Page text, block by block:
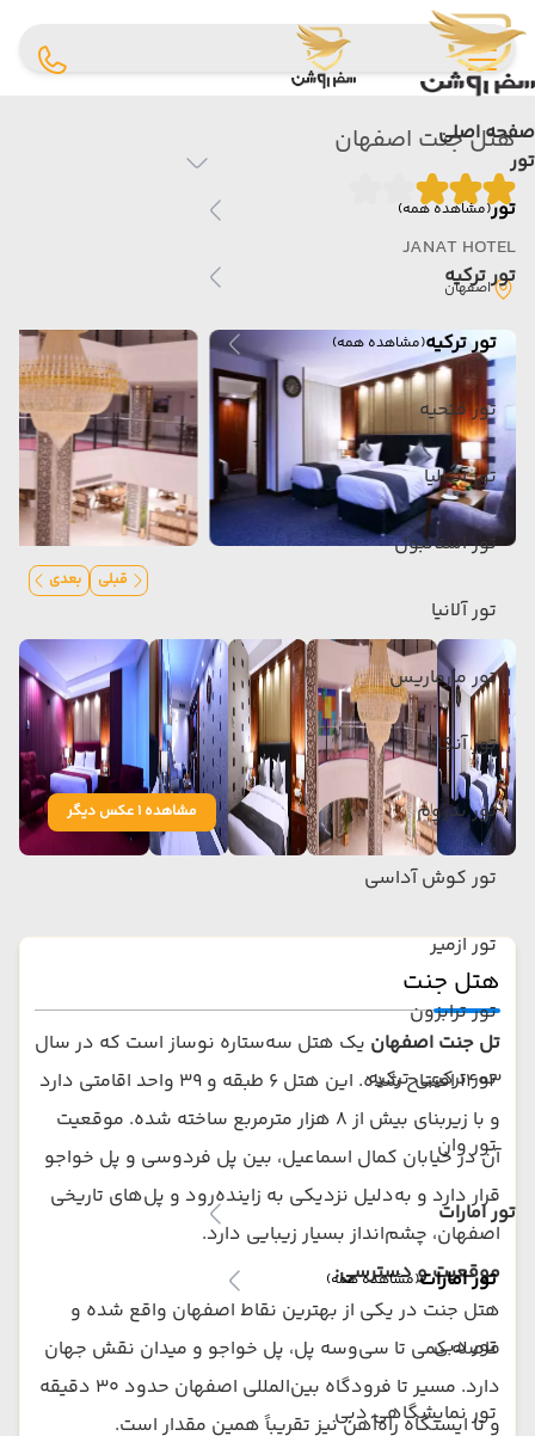
صفحه اصلی
تور
تور(مشاهده همه)
تور ترکیه
تور ترکیه(مشاهده همه)
تور فتحیه
تور آنتالیا
تور استانبول
تور آلانیا
تور مارماریس
تور آنکارا
تور بدروم
تور کوش آداسی
تور ازمیر
تور ترابزون
تور ترکیبی ترکیه
تور وان
تور امارات
تور امارات(مشاهده همه)
تور دبی
تور نمایشگاهی دبی
هتل جنت اصفهان
JANAT HOTEL
اصفهان
قبلی بعدی
مشاهده 1 عکس دیگر
هتل جنت
تل جنت اصفهان یک هتل سه‌ستاره نوساز است که در سال
۱۴۰۳ افتتاح شده. این هتل ۶ طبقه و ۳۹ واحد اقامتی دارد
و با زیربنای بیش از ۸ هزار مترمربع ساخته شده. موقعیت
آن در خیابان کمال اسماعیل، بین پل فردوسی و پل خواجو
قرار دارد و به‌دلیل نزدیکی به زاینده‌رود و پل‌های تاریخی
اصفهان، چشم‌انداز بسیار زیبایی دارد.
موقعیت و دسترسی:
هتل جنت در یکی از بهترین نقاط اصفهان واقع شده و
فاصله کمی تا سی‌وسه پل، پل خواجو و میدان نقش جهان
دارد. مسیر تا فرودگاه بین‌المللی اصفهان حدود ۳۰ دقیقه
و تا ایستگاه راه‌آهن نیز تقریباً همین مقدار است.